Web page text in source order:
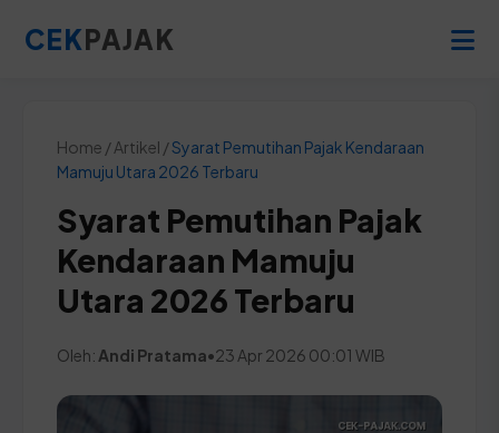
CEKPAJAK
Home / Artikel /Syarat Pemutihan Pajak Kendaraan
Mamuju Utara 2026 Terbaru
Syarat Pemutihan Pajak
Kendaraan Mamuju
Utara 2026 Terbaru
Oleh: Andi Pratama•23 Apr 2026 00:01 WIB